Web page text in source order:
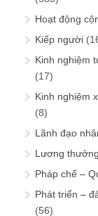
Hoạt động
Kiếp người
Kinh nghiệm
(17)
Kinh nghiệm
(8)
Lãnh đạo
Lương
Pháp chế –
Phát triển –
(56)